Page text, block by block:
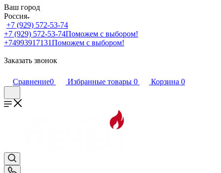
Ваш город
Россия
+7 (929) 572-53-74
+7 (929) 572-53-74Поможем с выбором!
+74993917131Поможем с выбором!
Заказать звонок
Сравнение0 Избранные товары 0 Корзина 0